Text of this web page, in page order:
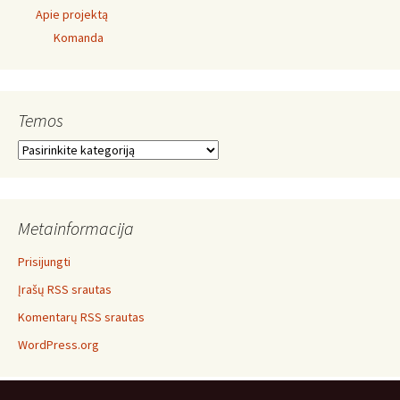
Apie projektą
Komanda
Temos
Temos
Metainformacija
Prisijungti
Įrašų RSS srautas
Komentarų RSS srautas
WordPress.org